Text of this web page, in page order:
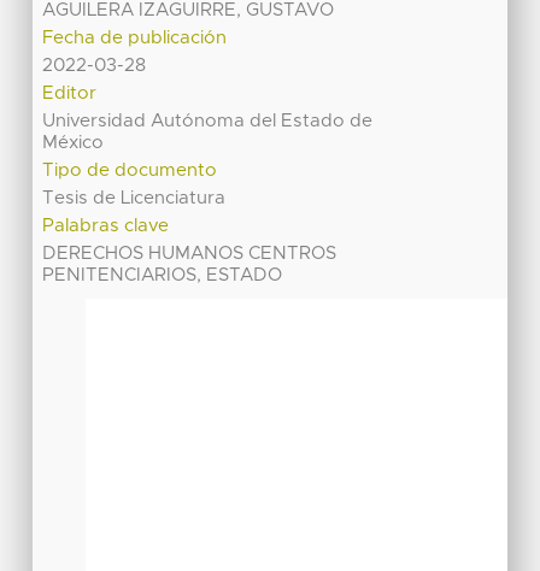
AGUILERA IZAGUIRRE, GUSTAVO
Fecha de publicación
2022-03-28
Editor
Universidad Autónoma del Estado de
México
Tipo de documento
Tesis de Licenciatura
Palabras clave
DERECHOS HUMANOS CENTROS
PENITENCIARIOS, ESTADO